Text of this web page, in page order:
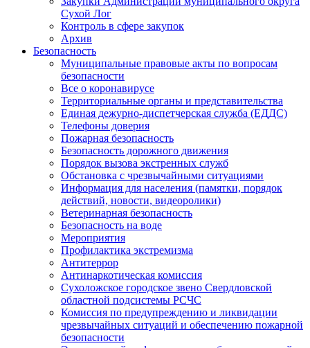
Сухой Лог
Контроль в сфере закупок
Архив
Безопасность
Муниципальные правовые акты по вопросам
безопасности
Все о коронавирусе
Территориальные органы и представительства
Единая дежурно-диспетчерская служба (ЕДДС)
Телефоны доверия
Пожарная безопасность
Безопасность дорожного движения
Порядок вызова экстренных служб
Обстановка с чрезвычайными ситуациями
Информация для населения (памятки, порядок
действий, новости, видеоролики)
Ветеринарная безопасность
Безопасность на воде
Мероприятия
Профилактика экстремизма
Антитеррор
Антинаркотическая комиссия
Сухоложское городское звено Свердловской
областной подсистемы РСЧС
Комиссия по предупреждению и ликвидации
чрезвычайных ситуаций и обеспечению пожарной
безопасности